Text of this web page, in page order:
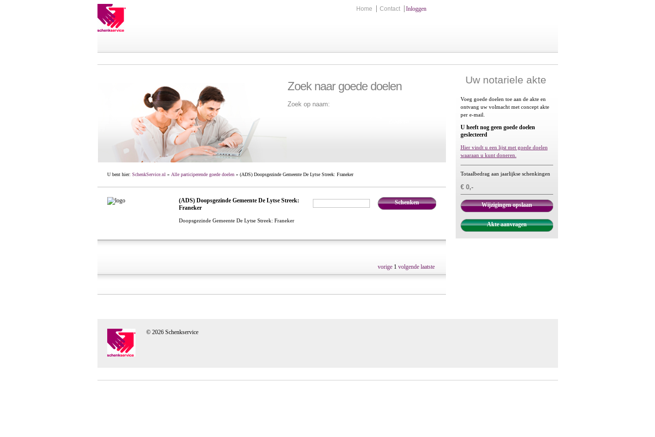
Home Contact Inloggen
Zoek naar goede doelen
Zoek op naam:
U bent hier: SchenkService.nl » Alle participerende goede doelen» (ADS) Doopsgezinde Gemeente De Lytse Streek: Franeker
Schenken
(ADS) Doopsgezinde Gemeente De Lytse Streek:
Franeker
Doopsgezinde Gemeente De Lytse Streek: Franeker
vorige 1 volgende laatste
Uw notariele akte
Voeg goede doelen toe aan de akte en
ontvang uw volmacht met concept akte
per e-mail.
U heeft nog geen goede doelen
geslecteerd
Hier vindt u een lijst met goede doelen
waaraan u kunt doneren.
Totaalbedrag aan jaarlijkse schenkingen
€ 0,-
Wijzigingen opslaan
Akte aanvragen
© 2026 Schenkservice